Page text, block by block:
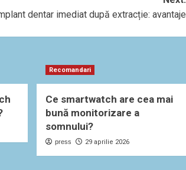
dentar imediat după extracție: avantaje
Recomandari
Ce smartwatch are cea mai
bună monitorizare a
somnului?
press 29 aprilie 2026